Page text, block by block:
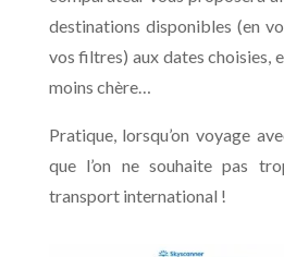
destinations disponibles (en
vos filtres) aux dates choisies,
moins chère…
Pratique, lorsqu’on voyage
que l’on ne souhaite pas
transport international !